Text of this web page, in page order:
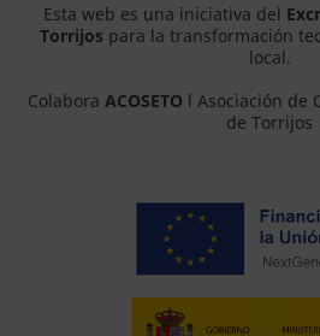
Esta web es una iniciativa del
Torrijos para la transformación
local.
Colabora ACOSETO l Asociación de
de Torrijos